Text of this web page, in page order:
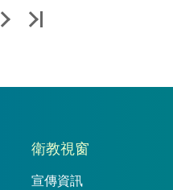
衛教視窗
宣傳資訊